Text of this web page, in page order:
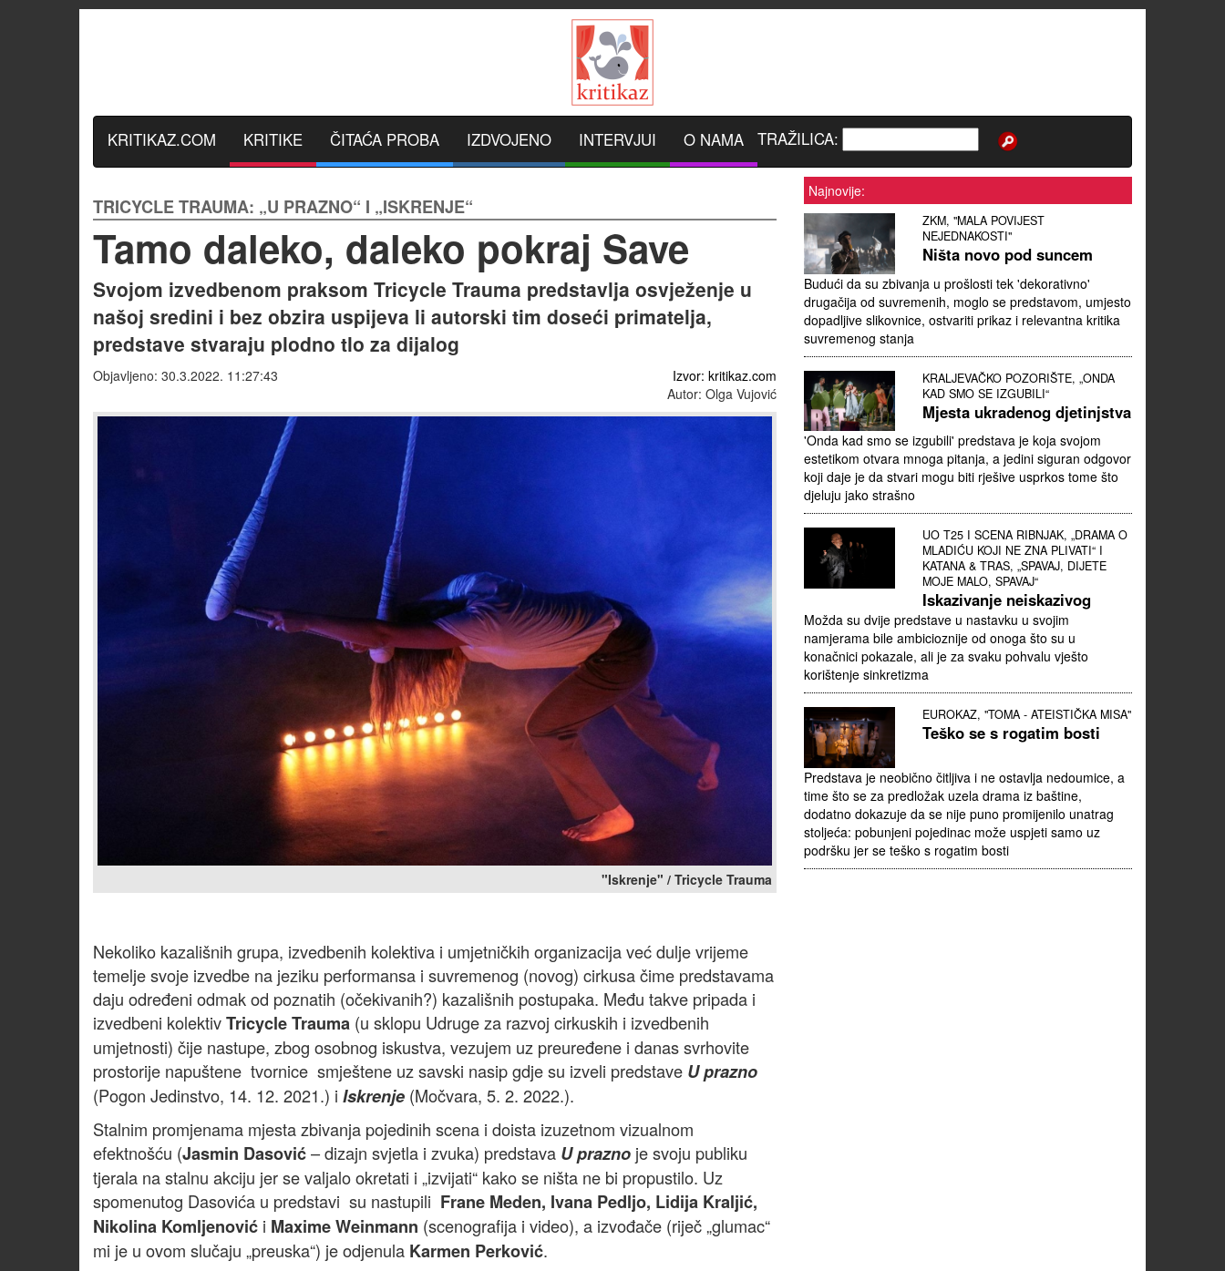
KRITIKAZ.COM KRITIKE ČITAĆA PROBA IZDVOJENO INTERVJUI O NAMA TRAŽILICA:
TRICYCLE TRAUMA: „U PRAZNO“ I „ISKRENJE“
Tamo daleko, daleko pokraj Save
Svojom izvedbenom praksom Tricycle Trauma predstavlja osvježenje u
našoj sredini i bez obzira uspijeva li autorski tim doseći primatelja,
predstave stvaraju plodno tlo za dijalog
Objavljeno: 30.3.2022. 11:27:43
Izvor: kritikaz.com
Autor: Olga Vujović
"Iskrenje" / Tricycle Trauma
Nekoliko kazališnih grupa, izvedbenih kolektiva i umjetničkih organizacija već dulje vrijeme
temelje svoje izvedbe na jeziku performansa i suvremenog (novog) cirkusa čime predstavama
daju određeni odmak od poznatih (očekivanih?) kazališnih postupaka. Među takve pripada i
izvedbeni kolektivTricycle Trauma (u sklopu Udruge za razvoj cirkuskih i izvedbenih
umjetnosti) čije nastupe, zbog osobnog iskustva, vezujem uz preuređene i danas svrhovite
prostorije napuštene tvornice smještene uz savski nasip gdje su izveli predstave U prazno
(Pogon Jedinstvo, 14. 12. 2021.) i Iskrenje (Močvara, 5. 2. 2022.).
Stalnim promjenama mjesta zbivanja pojedinih scena i doista izuzetnom vizualnom
efektnošću (Jasmin Dasović– dizajn svjetla i zvuka) predstava U prazno je svoju publiku
tjerala na stalnu akciju jer se valjalo okretati i „izvijati“ kako se ništa ne bi propustilo. Uz
spomenutog Dasovića u predstavi su nastupili Frane Meden, Ivana Pedljo, Lidija Kraljić,
Nikolina Komljenović i Maxime Weinmann (scenografija i video), a izvođače (riječ „glumac“
mi je u ovom slučaju „preuska“) je odjenula Karmen Perković.
Najnovije:
ZKM, "MALA POVIJEST
NEJEDNAKOSTI"
Ništa novo pod suncem
Budući da su zbivanja u prošlosti tek 'dekorativno'
drugačija od suvremenih, moglo se predstavom, umjesto
dopadljive slikovnice, ostvariti prikaz i relevantna kritika
suvremenog stanja
KRALJEVAČKO POZORIŠTE, „ONDA
KAD SMO SE IZGUBILI“
Mjesta ukradenog djetinjstva
'Onda kad smo se izgubili' predstava je koja svojom
estetikom otvara mnoga pitanja, a jedini siguran odgovor
koji daje je da stvari mogu biti rješive usprkos tome što
djeluju jako strašno
UO T25 I SCENA RIBNJAK, „DRAMA O
MLADIĆU KOJI NE ZNA PLIVATI“ I
KATANA & TRAS, „SPAVAJ, DIJETE
MOJE MALO, SPAVAJ“
Iskazivanje neiskazivog
Možda su dvije predstave u nastavku u svojim
namjerama bile ambicioznije od onoga što su u
konačnici pokazale, ali je za svaku pohvalu vješto
korištenje sinkretizma
EUROKAZ, "TOMA - ATEISTIČKA MISA"
Teško se s rogatim bosti
Predstava je neobično čitljiva i ne ostavlja nedoumice, a
time što se za predložak uzela drama iz baštine,
dodatno dokazuje da se nije puno promijenilo unatrag
stoljeća: pobunjeni pojedinac može uspjeti samo uz
podršku jer se teško s rogatim bosti